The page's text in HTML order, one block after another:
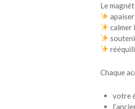
Le
calmer
Chaque
votre